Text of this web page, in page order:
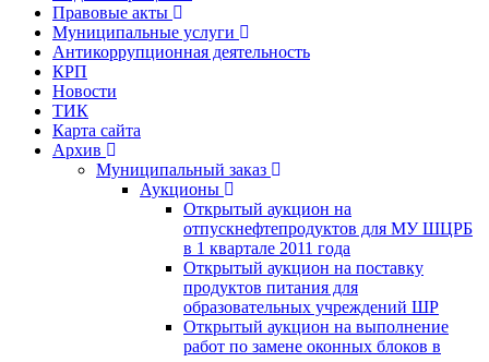
Правовые акты
Муниципальные услуги
Антикоррупционная деятельность
КРП
Новости
ТИК
Карта сайта
Архив
Муниципальный заказ
Аукционы
Открытый аукцион на
отпускнефтепродуктов для МУ ШЦРБ
в 1 квартале 2011 года
Открытый аукцион на поставку
продуктов питания для
образовательных учреждений ШР
Открытый аукцион на выполнение
работ по замене оконных блоков в